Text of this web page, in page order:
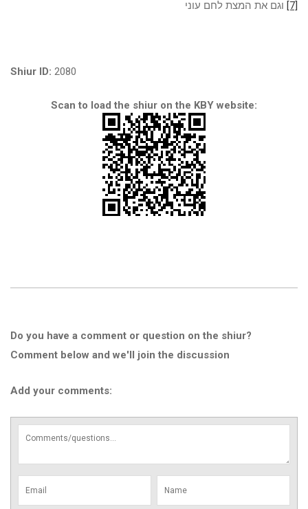
[7] וגם את המצת לחם עוני
Shiur ID: 2080
Scan to load the shiur on the KBY website:
Do you have a comment or question on the shiur?
Comment below and we'll join the discussion
Add your comments: